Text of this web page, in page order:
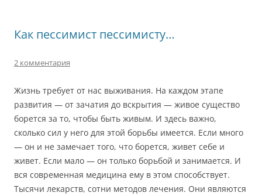
Как пессимист пессимисту…
2 комментария
Жизнь требует от нас выживания. На каждом этапе
развития — от зачатия до вскрытия — живое существо
борется за то, чтобы быть живым. И здесь важно,
сколько сил у него для этой борьбы имеется. Если много
— он и не замечает того, что борется, живет себе и
живет. Если мало — он только борьбой и занимается. И
вся современная медицина ему в этом способствует.
Тысячи лекарств, сотни методов лечения. Они являются